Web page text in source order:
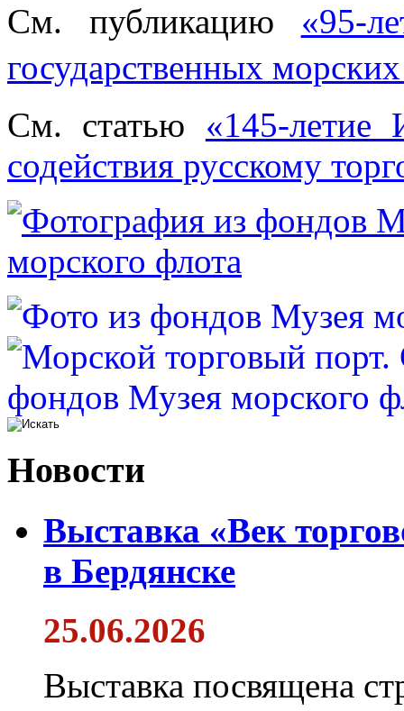
См. публикацию «95-
государственных
См. статью «145-летие
содействия русскому
Новости
Выставка «Век
в Бердянске
25.06.2026
Выставка посвящена